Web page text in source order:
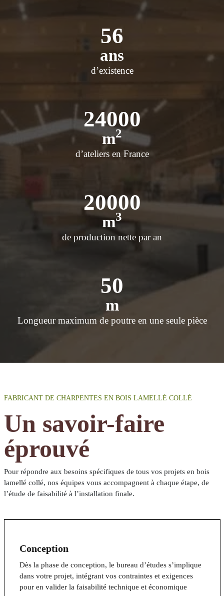
56
ans
d’existence
24000
m2
d’ateliers en France
20000
m3
de production nette par an
50
m
Longueur maximum de poutre en une seule pièce
FABRICANT DE CHARPENTES EN BOIS LAMELLÉ COLLÉ
Un savoir-faire
éprouvé
Pour répondre aux besoins spécifiques de tous vos projets en bois
lamellé collé, nos équipes vous accompagnent à chaque étape, de
l’étude de faisabilité à l’installation finale.
Conception
Dès la phase de conception, le bureau d’études s’implique
dans votre projet, intégrant vos contraintes et exigences
pour en valider la faisabilité technique et économique